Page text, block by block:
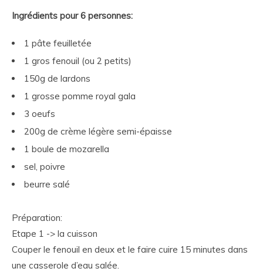
Ingrédients pour 6 personnes:
1 pâte feuilletée
1 gros fenouil (ou 2 petits)
150g de lardons
1 grosse pomme royal gala
3 oeufs
200g de crème légère semi-épaisse
1 boule de mozarella
sel, poivre
beurre salé
Préparation:
Etape 1 -> la cuisson
Couper le fenouil en deux et le faire cuire 15 minutes dans
une casserole d’eau salée.